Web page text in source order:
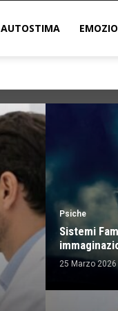
AUTOSTIMA
Psiche
Sistemi
25 Marzo 2026